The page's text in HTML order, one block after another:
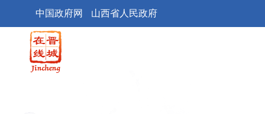
中国政府网 山西省人民政府